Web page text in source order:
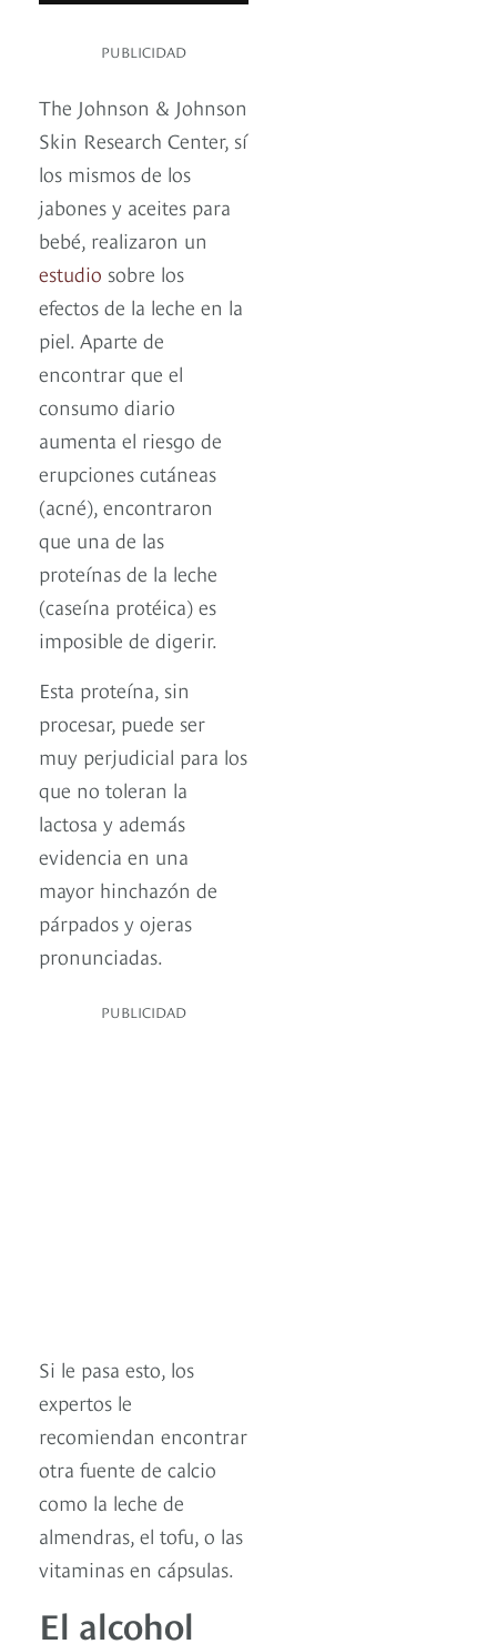
PUBLICIDAD
The Johnson & Johnson
Skin Research Center, sí
los mismos de los
jabones y aceites para
bebé, realizaron un
estudio sobre los
efectos de la leche en la
piel. Aparte de
encontrar que el
consumo diario
aumenta el riesgo de
erupciones cutáneas
(acné), encontraron
que una de las
proteínas de la leche
(caseína protéica) es
imposible de digerir.
Esta proteína, sin
procesar, puede ser
muy perjudicial para los
que no toleran la
lactosa y además
evidencia en una
mayor hinchazón de
párpados y ojeras
pronunciadas.
PUBLICIDAD
Si le pasa esto, los
expertos le
recomiendan encontrar
otra fuente de calcio
como la leche de
almendras, el tofu, o las
vitaminas en cápsulas.
El alcohol